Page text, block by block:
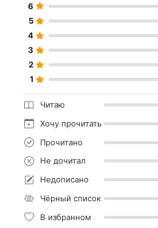
6
5
4
3
2
1
Читаю
Хочу прочитать
Прочитано
Не дочитал
Недописано
Чёрный список
В избранном